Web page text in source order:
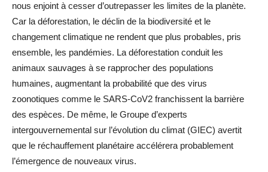
nous enjoint à cesser d’outrepasser les limites de la planète.
Car la déforestation, le déclin de la biodiversité et le
changement climatique ne rendent que plus probables, pris
ensemble, les pandémies. La déforestation conduit les
animaux sauvages à se rapprocher des populations
humaines, augmentant la probabilité que des virus
zoonotiques comme le SARS-CoV2 franchissent la barrière
des espèces. De même, le Groupe d’experts
intergouvernemental sur l’évolution du climat (GIEC) avertit
que le réchauffement planétaire accélérera probablement
l’émergence de nouveaux virus.